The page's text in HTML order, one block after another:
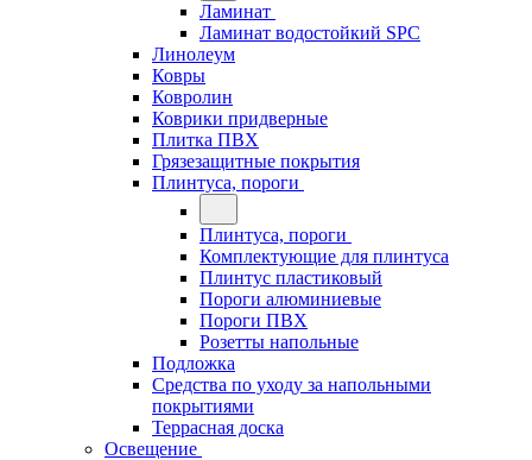
Ламинат
Ламинат водостойкий SPC
Линолеум
Ковры
Ковролин
Коврики придверные
Плитка ПВХ
Грязезащитные покрытия
Плинтуса, пороги
Плинтуса, пороги
Комплектующие для плинтуса
Плинтус пластиковый
Пороги алюминиевые
Пороги ПВХ
Розетты напольные
Подложка
Средства по уходу за напольными
покрытиями
Террасная доска
Освещение